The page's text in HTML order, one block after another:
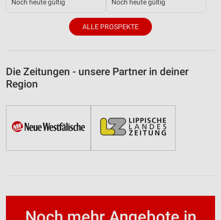
Noch heute gültig Noch heute gültig
ALLE PROSPEKTE
Die Zeitungen - unsere Partner in deiner
Region